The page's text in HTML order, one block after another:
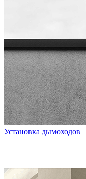
Установка дымоходов